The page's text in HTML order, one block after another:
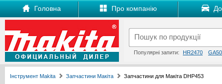
Головна Про компанію
Популярні запити: HR2470
Інструмент Makita Запчастини Макіта Запчастини для Макіта DHP453